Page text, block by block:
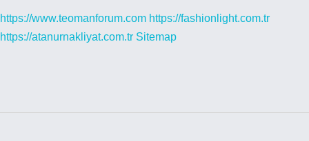
https://www.teomanforum.com https://fashionlight.com.tr
https://atanurnakliyat.com.tr Sitemap